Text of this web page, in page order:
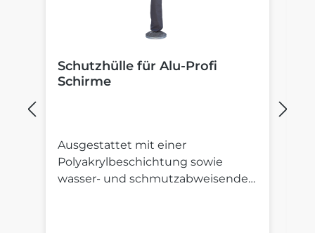
Schutzhülle für Alu-Profi
Schirme
Ausgestattet mit einer
Polyakrylbeschichtung sowie
wasser- und schmutzabweisender